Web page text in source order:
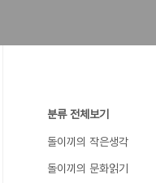
분류 전체보기
돌이끼의 작은생각
돌이끼의 문화읽기